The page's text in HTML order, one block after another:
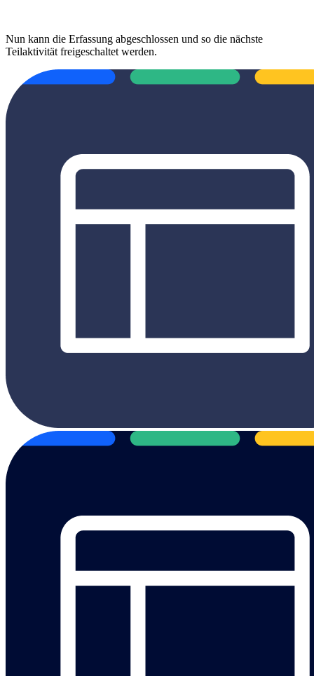
Nun kann die Erfassung abgeschlossen und so die nächste
Teilaktivität freigeschaltet werden.